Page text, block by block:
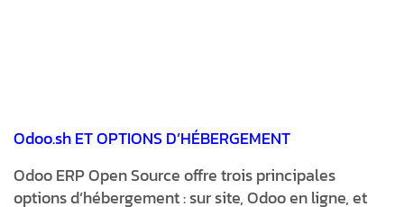
Odoo.sh ET OPTIONS D’HÉBERGEMENT
Odoo ERP Open Source offre trois principales
options d’hébergement : sur site, Odoo en ligne, et